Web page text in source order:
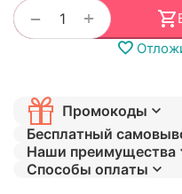
+
−
Промокоды
Бесплатный
Наши преимущества
Способы оплаты